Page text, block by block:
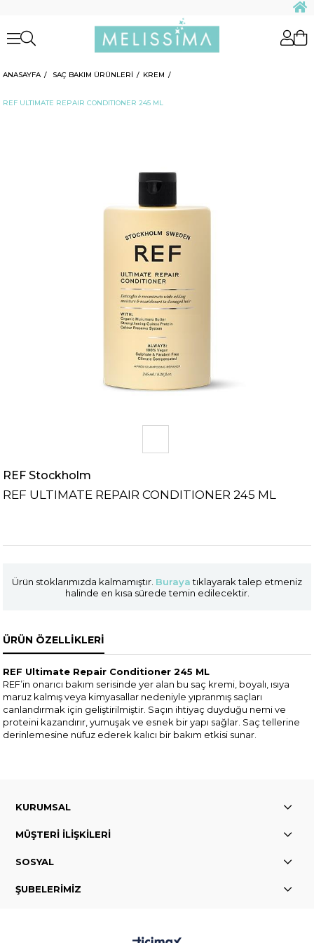
ANASAYFA SAÇ BAKIM ÜRÜNLERİ KREM
REF ULTIMATE REPAIR CONDITIONER 245 ML
REF ULTIMATE REPAIR CONDITIONER 245 ML
REF Stockholm
Ürün stoklarımızda kalmamıştır. Burayatıklayarak talep etmeniz
halinde en kısa sürede temin edilecektir.
ÜRÜN ÖZELLIKLERI
REF Ultimate Repair Conditioner 245 ML
REF’in onarıcı bakım serisinde yer alan bu saç kremi, boyalı, ısıya
maruz kalmış veya kimyasallar nedeniyle yıpranmış saçları
canlandırmak için geliştirilmiştir. Saçın ihtiyaç duyduğu nemi ve
proteini kazandırır, yumuşak ve esnek bir yapı sağlar. Saç tellerine
derinlemesine nüfuz ederek kalıcı bir bakım etkisi sunar.
KURUMSAL
MÜŞTERİ İLİŞKİLERİ
SOSYAL
ŞUBELERİMİZ